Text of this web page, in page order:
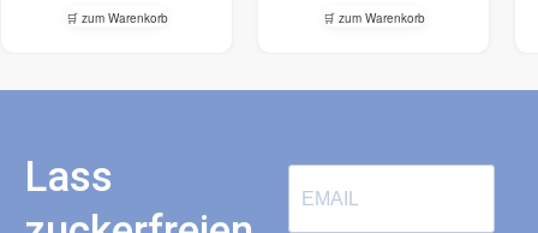
🛒 zum Warenkorb 🛒 zum Warenkorb
Lass